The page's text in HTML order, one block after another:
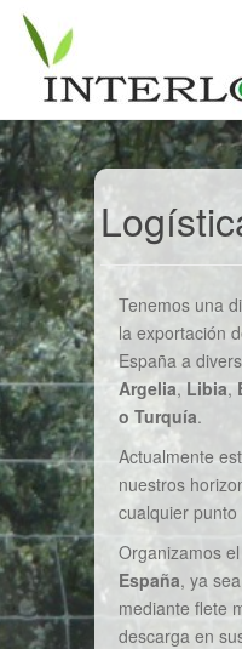
Tenemos una
la exportación
España a
Argelia, Libia,
o Turquía.
Actualmente
nuestros
cualquier
Organizamos
España, ya
mediante flete
descarga en